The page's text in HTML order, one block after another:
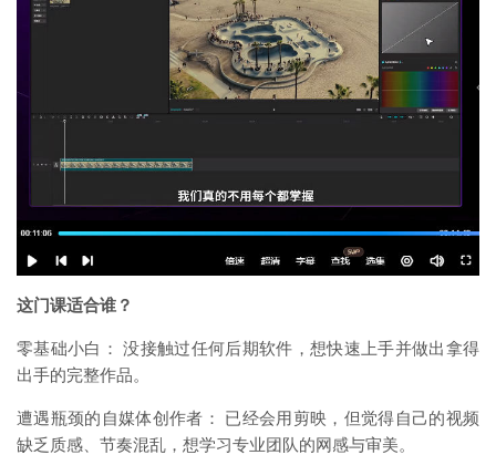
这门课适合谁？
零基础小白： 没接触过任何后期软件，想快速上手并做出拿得
出手的完整作品。
遭遇瓶颈的自媒体创作者： 已经会用剪映，但觉得自己的视频
缺乏质感、节奏混乱，想学习专业团队的网感与审美。